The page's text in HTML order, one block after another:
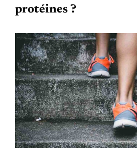
protéines ?